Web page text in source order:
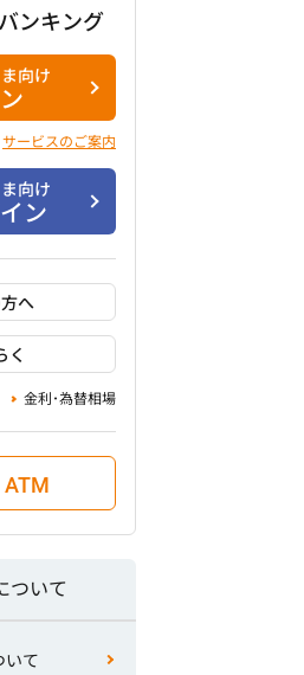
ンキング
向け
サービスのご案内
向け
ン
へ
く
金利･為替相場
ついて
いて